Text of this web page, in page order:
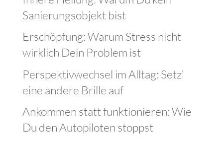
Sanierungsobjekt bist
Erschöpfung: Warum Stress nicht
wirklich Dein Problem ist
Perspektivwechsel im Alltag: Setz‘
eine andere Brille auf
Ankommen statt funktionieren: Wie
Du den Autopiloten stoppst